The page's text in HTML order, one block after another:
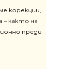
корекции,
както на
преди